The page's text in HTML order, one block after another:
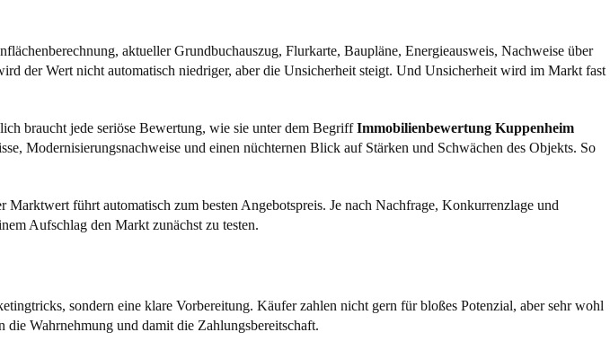
aktueller Grundbuchauszug, Flurkarte, Baupläne, Energieausweis, Nachweise über
der Wert nicht automatisch niedriger, aber die Unsicherheit steigt. Und Unsicherheit wird im Markt fast
braucht jede seriöse Bewertung, wie sie unter dem BegriffImmobilienbewertung Kuppenheim
Modernisierungsnachweise und einen nüchternen Blick auf Stärken und Schwächen des Objekts. So
führt automatisch zum besten Angebotspreis. Je nach Nachfrage, Konkurrenzlage und
Aufschlag den Markt zunächst zu testen.
sondern eine klare Vorbereitung. Käufer zahlen nicht gern für bloßes Potenzial, aber sehr wohl
die Wahrnehmung und damit die Zahlungsbereitschaft.